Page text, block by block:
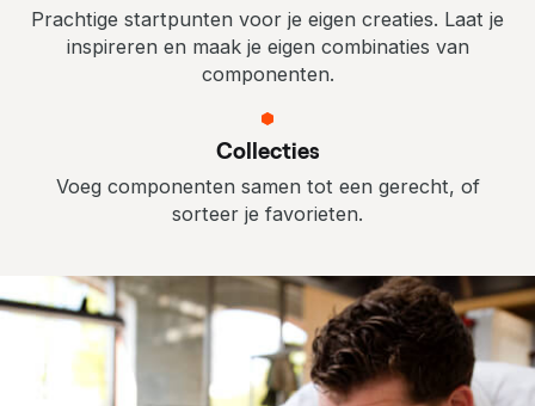
Prachtige startpunten voor je eigen creaties. Laat je
inspireren en maak je eigen combinaties van
componenten.
Collecties
Voeg componenten samen tot een gerecht, of
sorteer je favorieten.